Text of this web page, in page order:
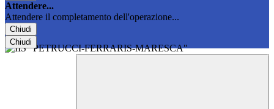
Attendere...
Attendere il completamento dell'operazione...
Chiudi
Chiudi